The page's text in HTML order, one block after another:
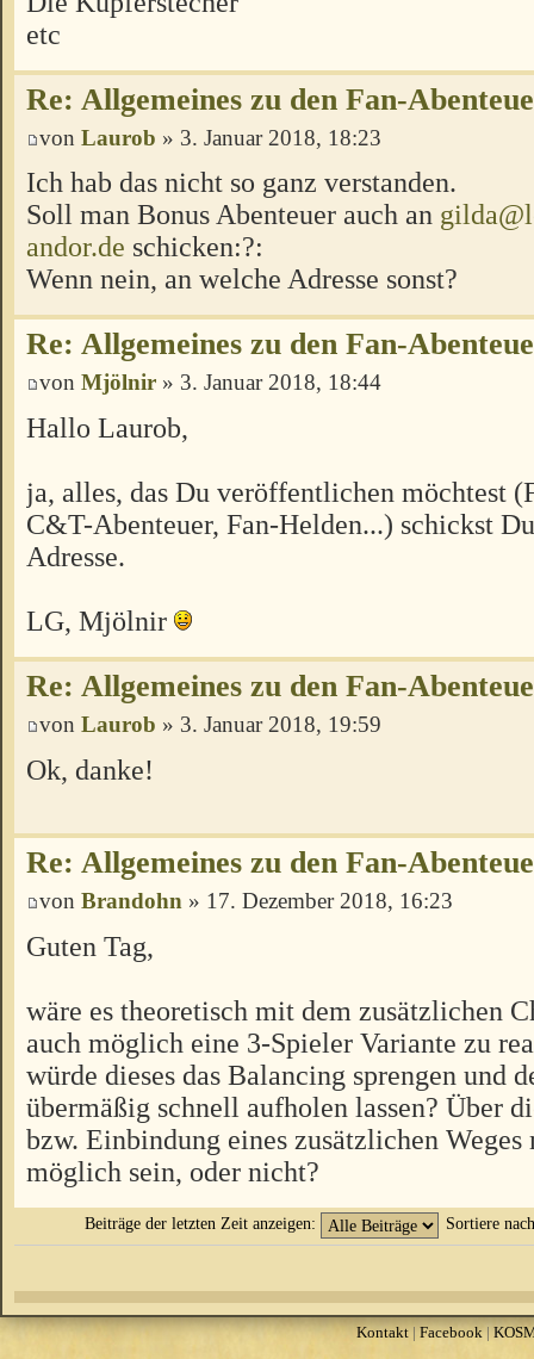
etc
Re: Allgemeines zu den Fan-
von Laurob » 3. Januar 2018, 18:23
Ich hab das nicht so ganz verstanden.
Soll man Bonus Abenteuer auch an
andor.de schicken:?:
Wenn nein, an welche Adresse sonst?
Re: Allgemeines zu den Fan-
von Mjölnir » 3. Januar 2018, 18:44
Hallo Laurob,
ja, alles, das Du veröffentlichen möchtest
C&T-Abenteuer, Fan-Helden...) schickst
Adresse.
LG, Mjölnir
Re: Allgemeines zu den Fan-
von Laurob » 3. Januar 2018, 19:59
Ok, danke!
Re: Allgemeines zu den Fan-
von Brandohn » 17. Dezember 2018, 16:23
Guten Tag,
wäre es theoretisch mit dem zusätzlichen
auch möglich eine 3-Spieler Variante zu
würde dieses das Balancing sprengen und
übermäßig schnell aufholen lassen? Über
bzw. Einbindung eines zusätzlichen Weges
möglich sein, oder nicht?
Beiträge der letzten Zeit anzeigen: Sortiere
Kontakt| Facebook|